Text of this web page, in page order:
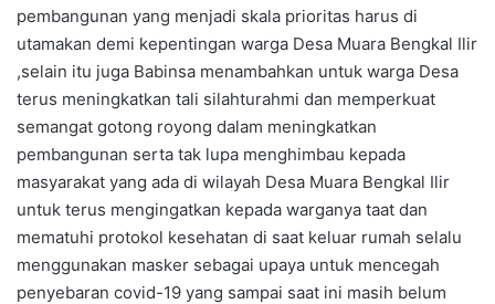
pembangunan yang menjadi skala prioritas harus di
utamakan demi kepentingan warga Desa Muara Bengkal Ilir
,selain itu juga Babinsa menambahkan untuk warga Desa
terus meningkatkan tali silahturahmi dan memperkuat
semangat gotong royong dalam meningkatkan
pembangunan serta tak lupa menghimbau kepada
masyarakat yang ada di wilayah Desa Muara Bengkal Ilir
untuk terus mengingatkan kepada warganya taat dan
mematuhi protokol kesehatan di saat keluar rumah selalu
menggunakan masker sebagai upaya untuk mencegah
penyebaran covid-19 yang sampai saat ini masih belum